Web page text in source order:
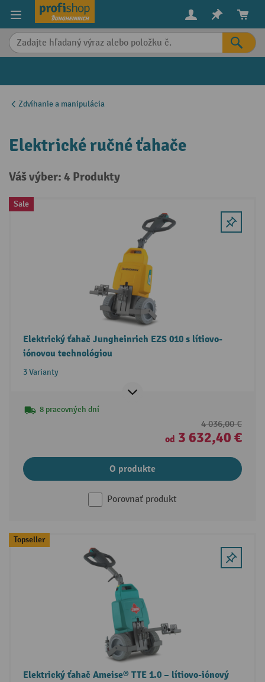
content
Zdvíhanie a manipulácia
Elektrické ručné ťahače
Váš výber: 4 Produkty
Sale
Elektrický ťahač Jungheinrich EZS 010 s lítiovo-
iónovou technológiou
3 Varianty
8 pracovných dní
4 036,00 €
od 3 632,40 €
O produkte
Porovnať produkt
Topseller
Elektrický ťahač Ameise® TTE 1.0 – lítiovo-iónový